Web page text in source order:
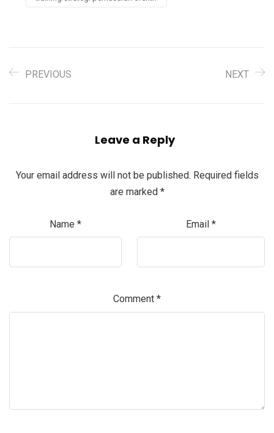
PREVIOUS NEXT
Leave a Reply
Your email address will not be published. Required fields
are marked *
Name * Email *
Comment *